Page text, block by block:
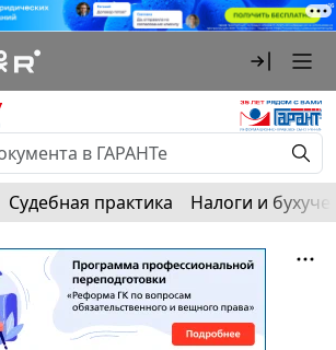
Судебная практика Налоги и